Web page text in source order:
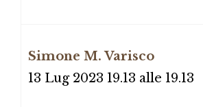
Simone M. Varisco
13 Lug 2023 19.13 alle 19.13